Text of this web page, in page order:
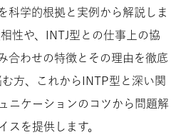
科学的根拠と実例から解説しま
性や、INTJ型との仕事上の協
合わせの特徴とその理由を徹底
方、これからINTP型と深い関
ニケーションのコツから問題解
スを提供します。